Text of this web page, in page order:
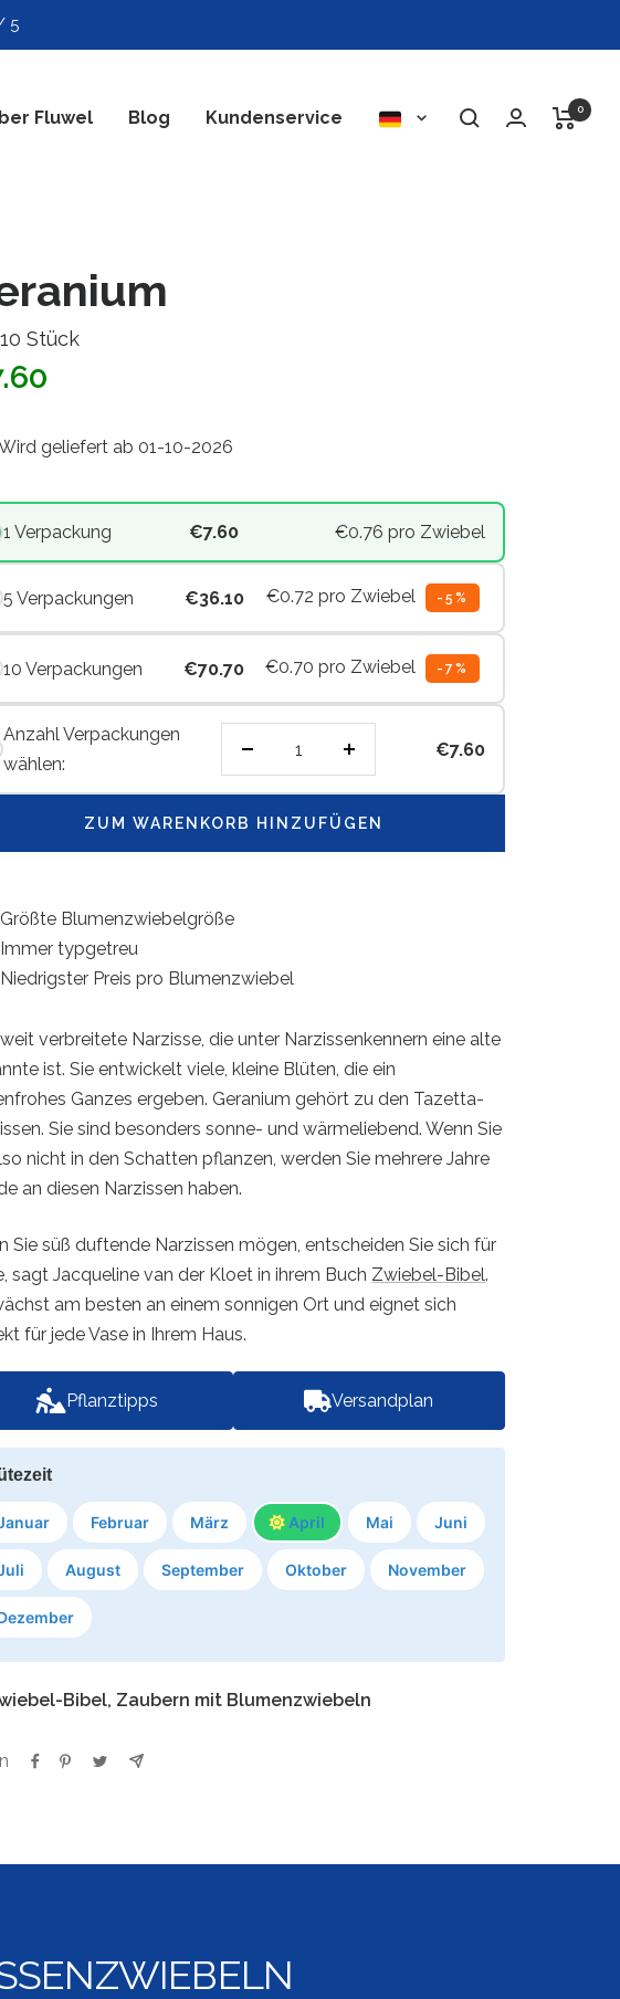
5
Fluwel Blog Kundenservice
Sprache
0
Stück
geliefert ab 01-10-2026
1 Verpackung €7.60 €0.76 pro Zwiebel
5 Verpackungen €36.10 €0.72 pro Zwiebel -5%
10 Verpackungen €70.70 €0.70 pro Zwiebel -7%
Anzahl Verpackungen
wählen:
verringern
Menge
€7.60
ZUM WARENKORB HINZUFÜGEN
Größte Blumenzwiebelgröße
Immer typgetreu
Niedrigster Preis pro Blumenzwiebel
verbreitete Narzisse, die unter Narzissenkennern eine alte
ist. Sie entwickelt viele, kleine Blüten, die ein
Ganzes ergeben. Geranium gehört zu den Tazetta-
Sie sind besonders sonne- und wärmeliebend. Wenn Sie
nicht in den Schatten pflanzen, werden Sie mehrere Jahre
an diesen Narzissen haben.
Sie süß duftende Narzissen mögen, entscheiden Sie sich für
sagt Jacqueline van der Kloet in ihrem Buch Zwiebel-Bibel.
am besten an einem sonnigen Ort und eignet sich
für jede Vase in Ihrem Haus.
Pflanztipps Versandplan
Februar März April Mai Juni
August September Oktober November
Bibel, Zaubern mit Blumenzwiebeln